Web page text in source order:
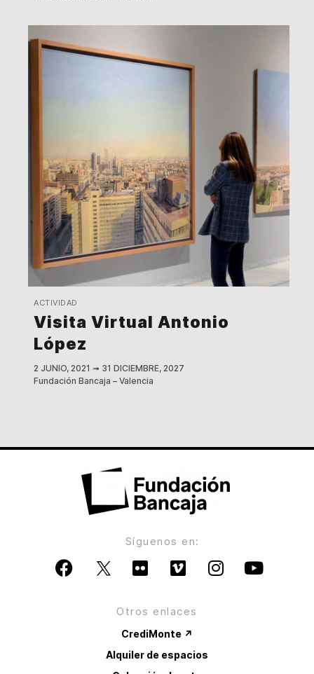
ACTIVIDAD
Visita Virtual Antonio
López
2 JUNIO, 2021 ➟ 31 DICIEMBRE, 2027
Fundación Bancaja – Valencia
Síguenos en:
Otros enlaces
CrediMonte ↗
Alquiler de espacios